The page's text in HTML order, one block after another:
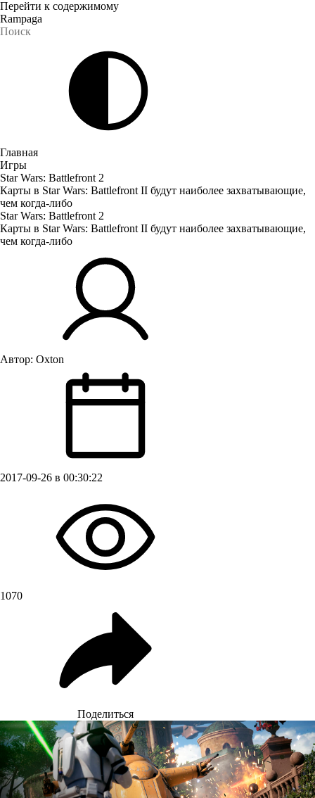
Перейти к содержимому
Rampaga
Главная
Игры
Star Wars: Battlefront 2
Карты в Star Wars: Battlefront II будут наиболее захватывающие,
чем когда-либо
Star Wars: Battlefront 2
Карты в Star Wars: Battlefront II будут наиболее захватывающие,
чем когда-либо
Автор: Oxton
2017-09-26 в 00:30:22
1070
Поделиться